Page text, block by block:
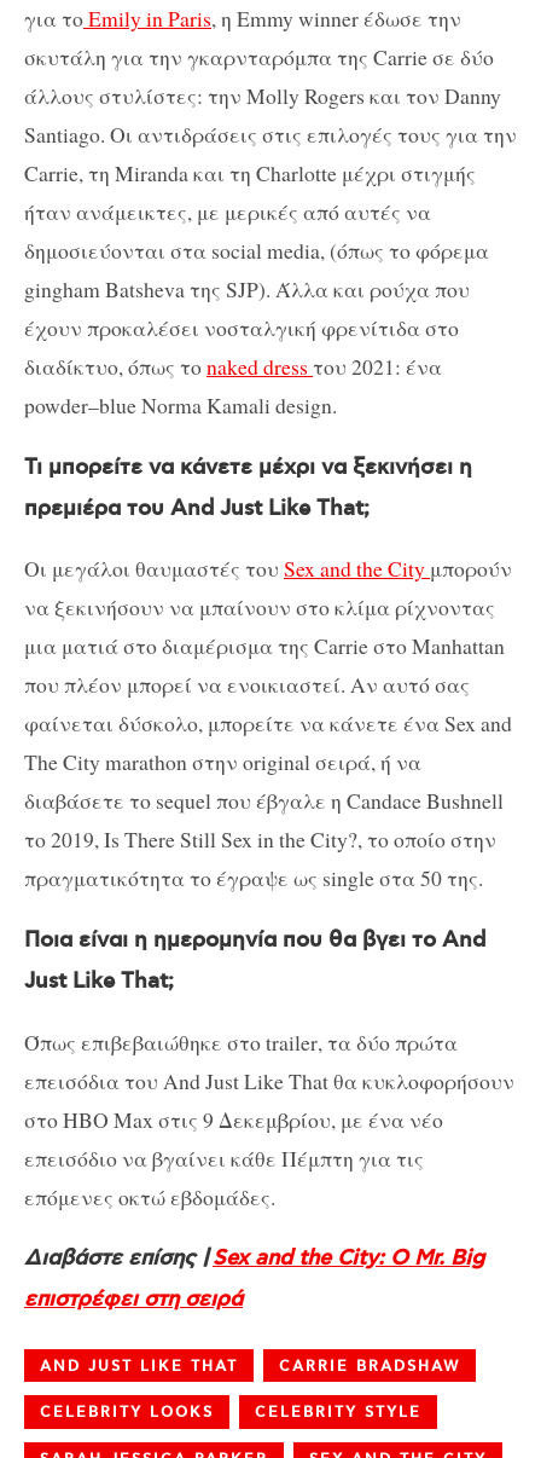
για τοEmily in Paris,η Emmy winnerέδωσε την
σκυτάλη για την γκαρνταρόμπα της Carrieσε δύο
άλλους στυλίστες: την Molly Rogers και τον Danny
Santiago. Οι αντιδράσεις στις επιλογές τους για την
Carrie, τη Mirandaκαι τη Charlotte μέχρι στιγμής
ήταν ανάμεικτες, με μερικές από αυτές να
δημοσιεύονται στα socialmedia, (όπως το φόρεμα
ginghamBatshevaτης SJP). Άλλα και ρούχα που
έχουν προκαλέσει νοσταλγική φρενίτιδα στο
διαδίκτυο, όπως τοnakeddress του 2021: ένα
powder–blueNormaKamali design.
Τι μπορείτε να κάνετε μέχρι να ξεκινήσει η
πρεμιέρα του And Just Like That;
Οι μεγάλοι θαυμαστές του SexandtheCity μπορούν
να ξεκινήσουν να μπαίνουν στο κλίμα ρίχνοντας
μια ματιά στο διαμέρισμα της CarrieστοManhattan
που πλέον μπορεί να ενοικιαστεί. Αν αυτό σας
φαίνεται δύσκολο, μπορείτε να κάνετε έναSexand
TheCity marathonστην originalσειρά, ή να
διαβάσετε το sequelπου έβγαλε η CandaceBushnell
το 2019,Is ThereStillSexintheCity?, το οποίο στην
πραγματικότητα το έγραψε ως singleστα 50 της.
Ποια είναι η ημερομηνία που θα βγει τοAnd
Just Like That;
Όπως επιβεβαιώθηκε στοtrailer, τα δύο πρώτα
επεισόδια του AndJustLikeThatθα κυκλοφορήσουν
στοHBO Max στις 9 Δεκεμβρίου, με ένα νέο
επεισόδιο να βγαίνει κάθε Πέμπτη για τις
επόμενες οκτώ εβδομάδες.
Διαβάστε επίσης |Sex and the City: Ο Mr. Big
επιστρέφει στη σειρά
AND JUST LIKE THAT CARRIE BRADSHAW
CELEBRITY LOOKS CELEBRITY STYLE